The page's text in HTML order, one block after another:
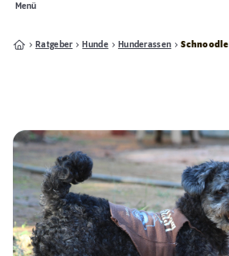
Menü
Ratgeber Hunde Hunderassen Schnoodle